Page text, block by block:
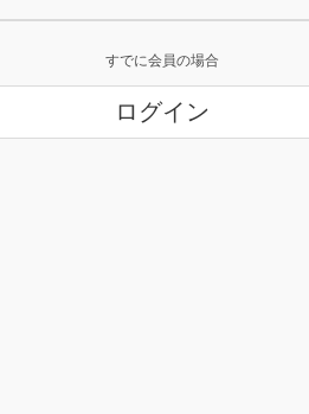
すでに会員の場合
ログイン